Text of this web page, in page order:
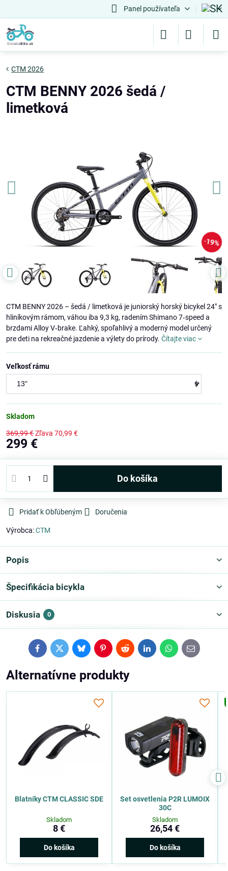
Panel používateľa
19%
CTM 2026
CTM BENNY 2026 šedá /
limetková
CTM BENNY 2026 – šedá / limetková je juniorský horský bicykel 24" s
hliníkovým rámom, váhou iba 9,3 kg, radením Shimano 7‑speed a
brzdami Alloy V‑brake. Ľahký, spoľahlivý a moderný model určený
pre deti na rekreačné jazdenie a výlety do prírody. Čítajte viac
Veľkosť rámu
Skladom
369,99 €Zľava 70,99 €
299 €
Do košíka
Pridať k Obľúbeným Doručenia
Výrobca:CTM
Popis
Špecifikácia bicykla
Diskusia 0
FacebookTwitterBlueskyPinterestRedditLinkedInWhatsApp
E-
mail
Alternatívne produkty
Blatníky CTM CLASSIC SDE
Skladom
8 €
Do košíka
Set osvetlenia P2R LUMOIX
30C
Skladom
26,54 €
Do košíka